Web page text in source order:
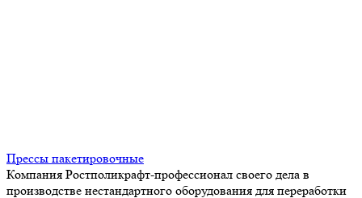
Прессы пакетировочные
Компания Ростполикрафт-профессионал своего дела в
производстве нестандартного оборудования для переработки